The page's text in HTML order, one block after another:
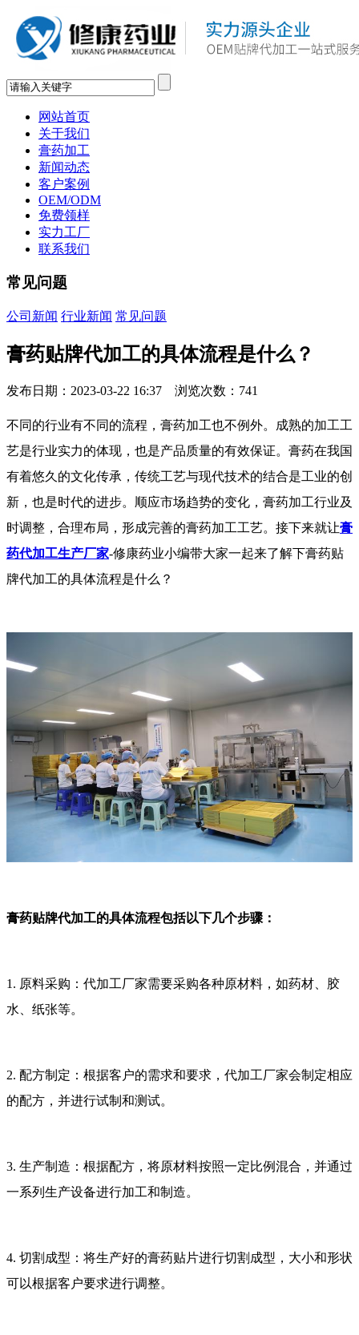
网站首页
关于我们
膏药加工
新闻动态
客户案例
OEM/ODM
免费领样
实力工厂
联系我们
常见问题
公司新闻 行业新闻 常见问题
膏药贴牌代加工的具体流程是什么？
发布日期：2023-03-22 16:37 浏览次数： 741
不同的行业有不同的流程，膏药加工也不例外。成熟的加工工
艺是行业实力的体现，也是产品质量的有效保证。膏药在我国
有着悠久的文化传承，传统工艺与现代技术的结合是工业的创
新，也是时代的进步。顺应市场趋势的变化，膏药加工行业及
时调整，合理布局，形成完善的膏药加工工艺。接下来就让膏
药代加工生产厂家-修康药业小编带大家一起来了解下膏药贴
牌代加工的具体流程是什么？
膏药贴牌代加工的具体流程包括以下几个步骤：
1. 原料采购：代加工厂家需要采购各种原材料，如药材、胶
水、纸张等。
2. 配方制定：根据客户的需求和要求，代加工厂家会制定相应
的配方，并进行试制和测试。
3. 生产制造：根据配方，将原材料按照一定比例混合，并通过
一系列生产设备进行加工和制造。
4. 切割成型：将生产好的膏药贴片进行切割成型，大小和形状
可以根据客户要求进行调整。